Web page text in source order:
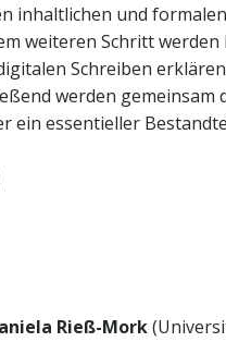
und
weiteren Schritt
Schreiben
werden gemeinsam
essentieller
Rieß-Mork